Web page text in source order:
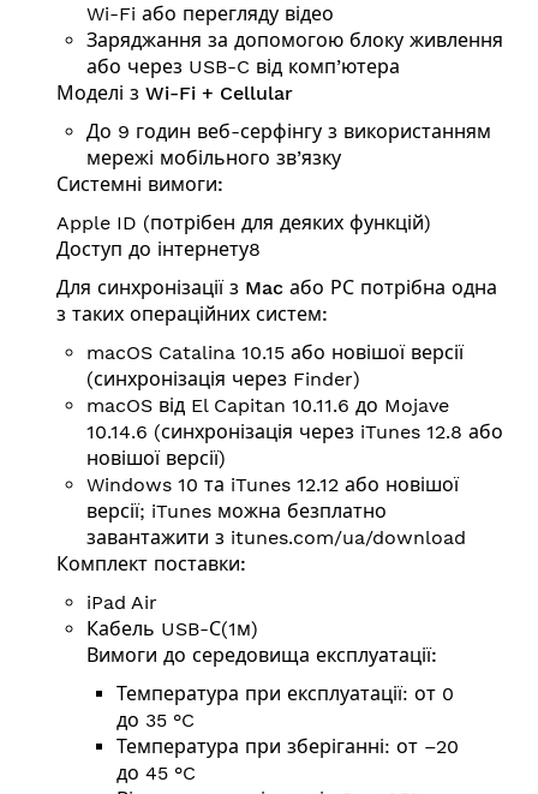
Wi-Fi або перегляду відео
Заряджання за допомогою блоку живлення
або через USB-C від комп’ютера
Моделі з Wi-Fi + Cellular
До 9 годин веб-серфінгу з використанням
мережі мобільного зв’язку
Системні вимоги:
Apple ID (потрібен для деяких функцій)
Доступ до інтернету8
Для синхронізації з Mac або РС потрібна одна
з таких операційних систем:
macOS Catalina 10.15 або новішої версії
(синхронізація через Finder)
macOS від El Capitan 10.11.6 до Mojave
10.14.6 (синхронізація через iTunes 12.8 або
новішої версії)
Windows 10 та iTunes 12.12 або новішої
версії; iTunes можна безплатно
завантажити з itunes.com/ua/download
Комплект поставки:
iPad Air
Кабель USB-С(1м)
Вимоги до середовища експлуатації:
Температура при експлуатації: от 0
до 35 °C
Температура при зберіганні: от –20
до 45 °C